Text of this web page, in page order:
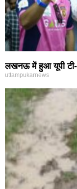
लखनऊ में हुआ यूपी टी-
uttampukarnews